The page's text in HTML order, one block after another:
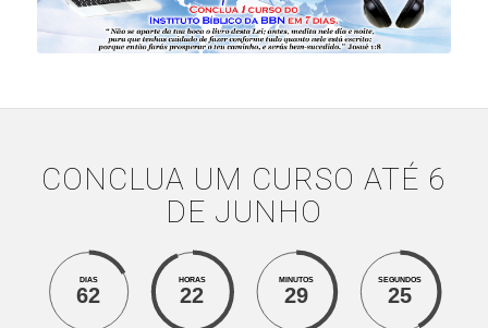
CONCLUA UM CURSO ATÉ 6
DE JUNHO
DIAS
62
HORAS
22
MINUTOS
29
SEGUNDOS
26